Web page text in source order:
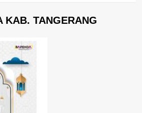
KAB. TANGERANG